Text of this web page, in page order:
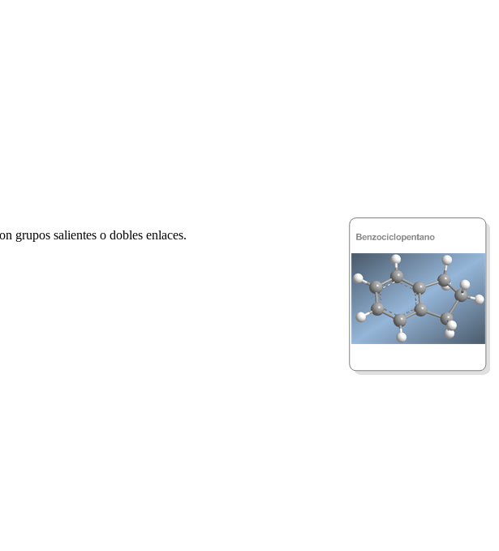
grupos salientes o dobles enlaces.